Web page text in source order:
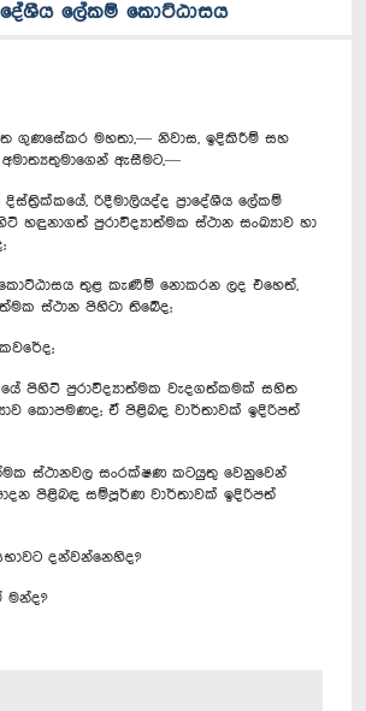
ලේකම් කොට්ඨාසය
ගුණසේකර මහතා,— නිවාස, ඉදිකිරීම් සහ
ඇසීමට,—
රිදීමාලියද්ද ප්‍රාදේශීය ලේකම්
හඳුනාගත් පුරාවිද්‍යාත්මක ස්ථාන සංඛ්‍යාව හා
තුළ කැණීම් නොකරන ලද එහෙත්,
ස්ථාන පිහිටා තිබේද;
පිහිටි පුරාවිද්‍යාත්මක වැදගත්කමක් සහිත
කොපමණද; ඒ පිළිබඳ වාර්තාවක් ඉදිරිපත්
ස්ථානවල සංරක්ෂණ කටයුතු වෙනුවෙන්
පිළිබඳ සම්පූර්ණ වාර්තාවක් ඉදිරිපත්
දන්වන්නෙහිද?
මන්ද?